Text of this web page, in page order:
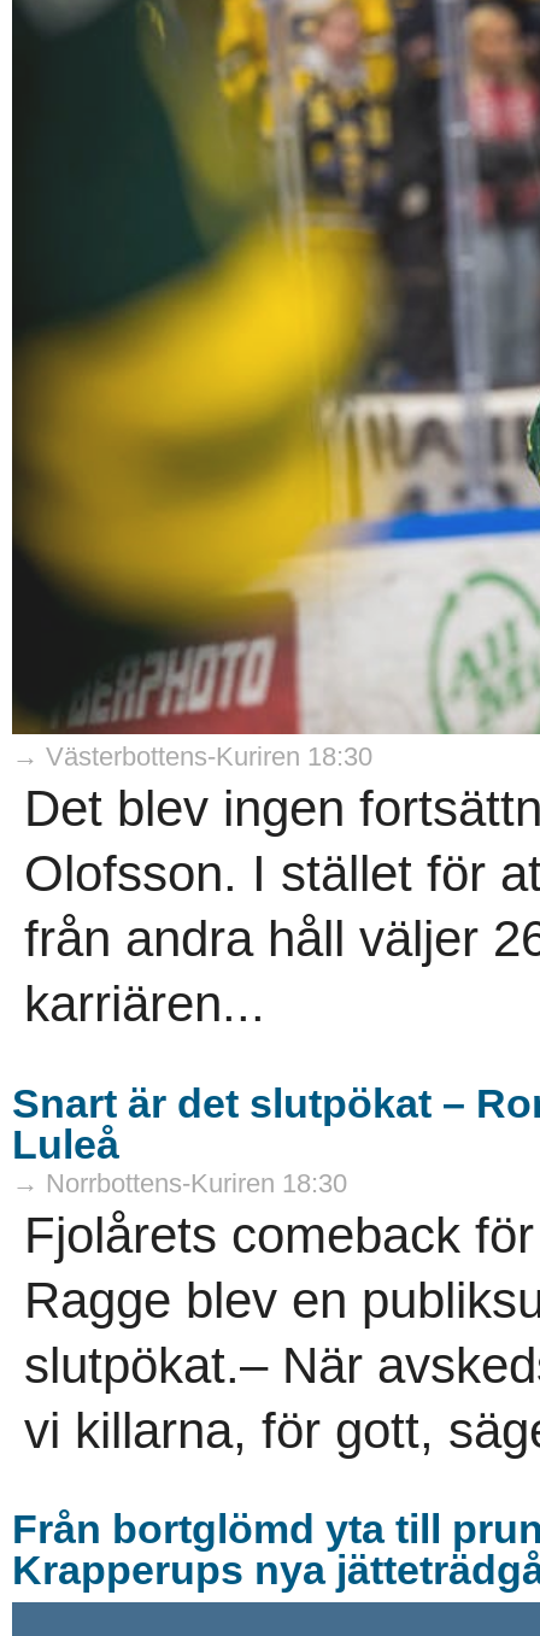
→ Västerbottens-Kuriren 18:30
Det blev ingen
Olofsson. I stället för
från andra håll väljer
karriären...
Snart är det slutpökat –
Luleå
→ Norrbottens-Kuriren 18:30
Fjolårets comeback
Ragge blev en
slutpökat.– När
vi killarna, för gott,
Från bortglömd yta till
Krapperups nya